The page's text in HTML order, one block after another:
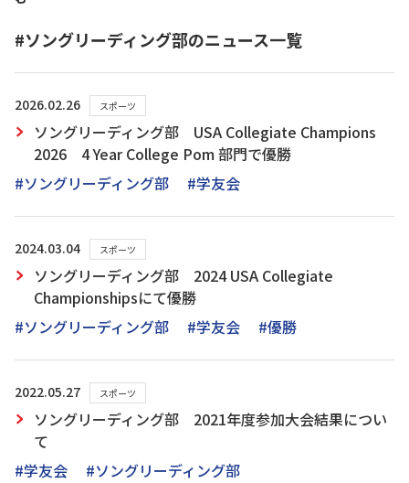
#ソングリーディング部のニュース一覧
2026.02.26 スポーツ
ソングリーディング部 USA Collegiate Champions
2026 4 Year College Pom 部門で優勝
#ソングリーディング部
#学友会
2024.03.04 スポーツ
ソングリーディング部 2024 USA Collegiate
Championshipsにて優勝
#ソングリーディング部
#学友会 #優勝
2022.05.27 スポーツ
ソングリーディング部 2021年度参加大会結果につい
て
#学友会
#ソングリーディング部